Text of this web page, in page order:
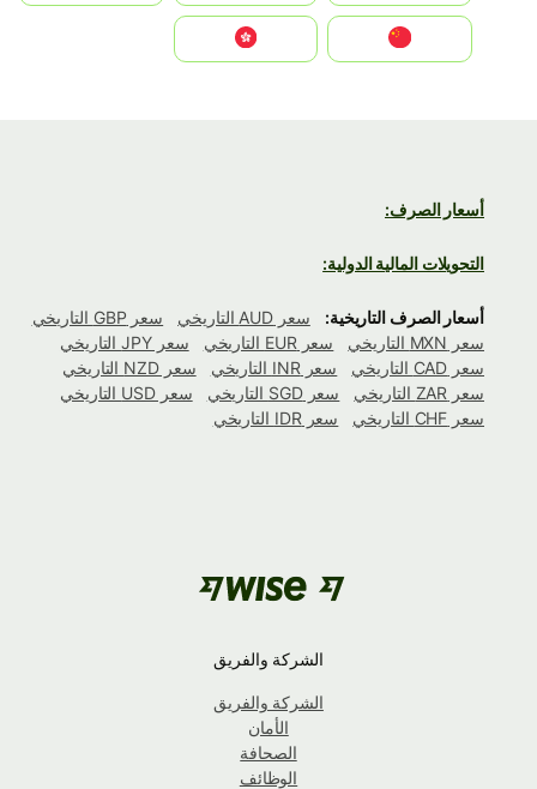
أسعار الصرف:
التحويلات المالية الدولية:
أسعار الصرف التاريخية: سعر AUD التاريخي
سعر GBP التاريخي
سعر MXN التاريخي
سعر EUR التاريخي
سعر JPY التاريخي
سعر CAD التاريخي
سعر INR التاريخي
سعر NZD التاريخي
سعر ZAR التاريخي
سعر SGD التاريخي
سعر USD التاريخي
سعر CHF التاريخي
سعر IDR التاريخي
الشركة والفريق
الشركة والفريق
الأمان
الصحافة
الوظائف